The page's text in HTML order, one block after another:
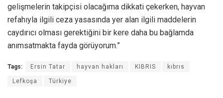
gelişmelerin takipçisi olacağıma dikkati çekerken, hayvan
refahıyla ilgili ceza yasasında yer alan ilgili maddelerin
caydırıcı olması gerektiğini bir kere daha bu bağlamda
anımsatmakta fayda görüyorum.”
Tags: Ersin Tatar hayvan hakları KIBRIS kıbrıs
Lefkoşa Türkiye